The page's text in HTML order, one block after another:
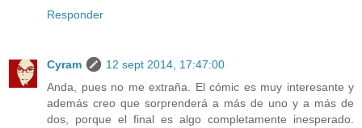
Responder
Cyram
12 sept 2014, 17:47:00
Anda, pues no me extraña. El cómic es muy interesante y
además creo que sorprenderá a más de uno y a más de
dos, porque el final es algo completamente inesperado.